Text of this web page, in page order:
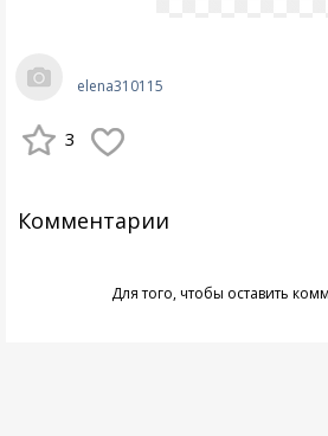
elena310115
3
Комментарии
Для того, чтобы оставить